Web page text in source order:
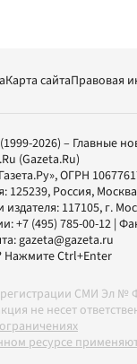
Карта сайтаПравовая
2026) – Главные
(Gazeta.Ru)
, ОГРН
125239, Россия,
издателя: 117105, г.
+7 (495) 785-00-12 |
gazeta@gazeta.ru
Нажмите Ctrl+Enter
регистрации СМИ Эл
не несет
ресурсе